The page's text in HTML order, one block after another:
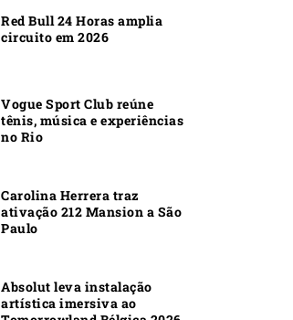
Red Bull 24 Horas amplia
circuito em 2026
Vogue Sport Club reúne
tênis, música e experiências
no Rio
Carolina Herrera traz
ativação 212 Mansion a São
Paulo
Absolut leva instalação
artística imersiva ao